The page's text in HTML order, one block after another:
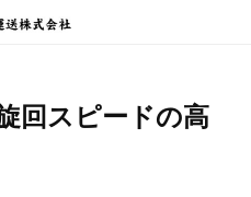
回スピードの高